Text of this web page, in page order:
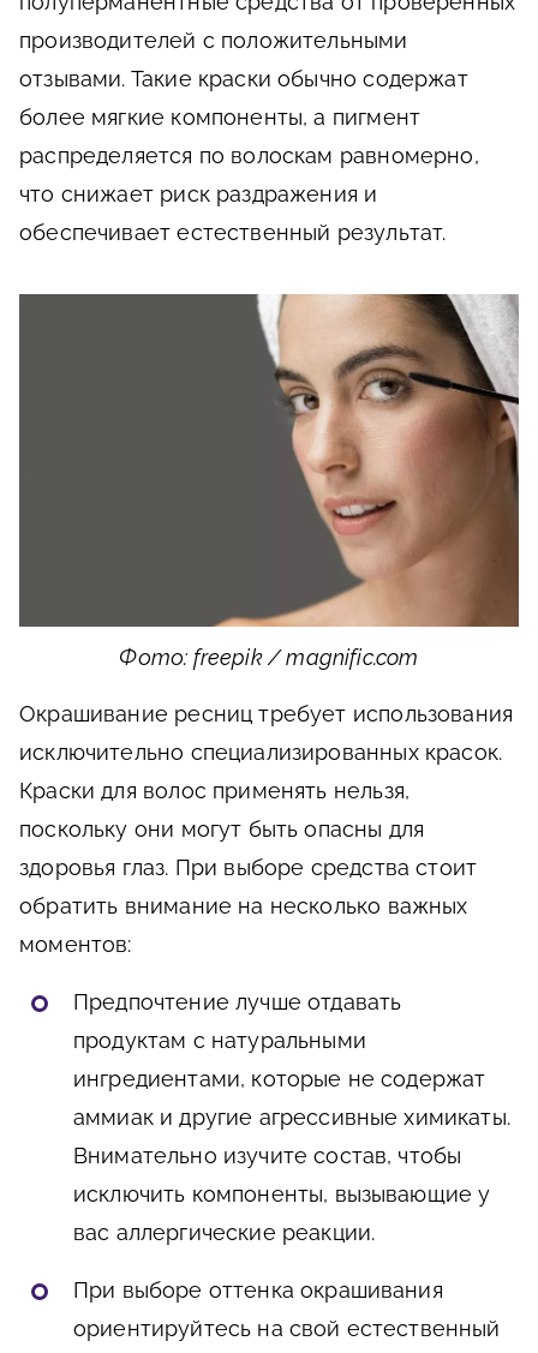
производителей с положительными
отзывами. Такие краски обычно содержат
более мягкие компоненты, а пигмент
распределяется по волоскам равномерно,
что снижает риск раздражения и
обеспечивает естественный результат.
Фото: freepik / magnific.com
Окрашивание ресниц требует использования
исключительно специализированных красок.
Краски для волос применять нельзя,
поскольку они могут быть опасны для
здоровья глаз. При выборе средства стоит
обратить внимание на несколько важных
моментов:
Предпочтение лучше отдавать
продуктам с натуральными
ингредиентами, которые не содержат
аммиак и другие агрессивные химикаты.
Внимательно изучите состав, чтобы
исключить компоненты, вызывающие у
вас аллергические реакции.
При выборе оттенка окрашивания
ориентируйтесь на свой естественный